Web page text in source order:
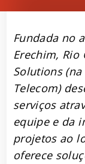
Fundada no
Erechim, Rio
Solutions
Telecom)
serviços
equipe e da
projetos ao
oferece